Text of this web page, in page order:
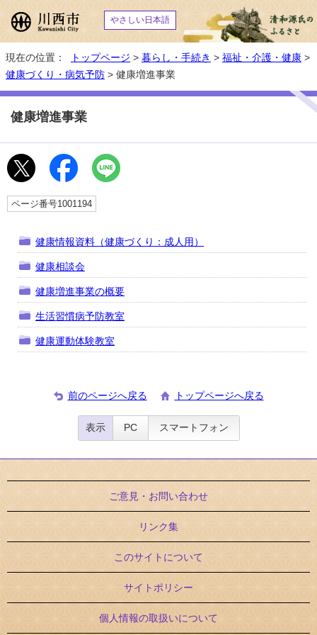
やさしい日本語
現在の位置： トップページ > 暮らし・手続き > 福祉・介護・健康 >
健康づくり・病気予防 > 健康増進事業
健康増進事業
ページ番号1001194
健康情報資料（健康づくり：成人用）
健康相談会
健康増進事業の概要
生活習慣病予防教室
健康運動体験教室
前のページへ戻る トップページへ戻る
表示 PC スマートフォン
ご意見・お問い合わせ
リンク集
このサイトについて
サイトポリシー
個人情報の取扱いについて